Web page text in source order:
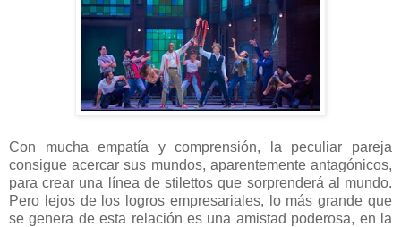
Con mucha empatía y comprensión, la peculiar pareja
consigue acercar sus mundos, aparentemente antagónicos,
para crear una línea de stilettos que sorprenderá al mundo.
Pero lejos de los logros empresariales, lo más grande que
se genera de esta relación es una amistad poderosa, en la